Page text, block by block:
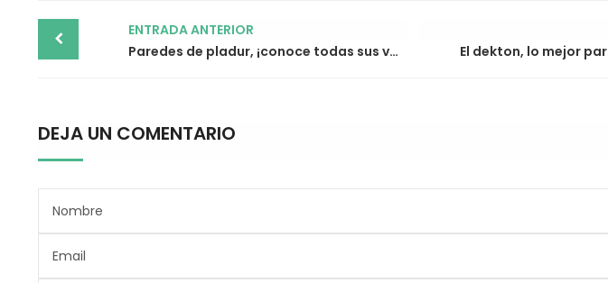
navigation
ENTRADA ANTERIOR
Paredes de pladur, ¡conoce todas sus ventajas!
El dekton, lo mejor
DEJA UN COMENTARIO